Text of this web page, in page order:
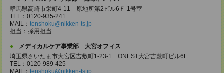
群馬県高崎市栄町4-11 原地所第2ビル6Ｆ 1号室
TEL：0120-935-241
MAIL： tenshoku@nikken-ts.jp
担当：採用担当
メディカルケア事業部 大宮オフィス
埼玉県さいたま市大宮区吉敷町1-23-1 ONEST大宮吉敷町ビル6F
TEL：0120-989-425
MAIL： tenshoku@nikken-ts.jp